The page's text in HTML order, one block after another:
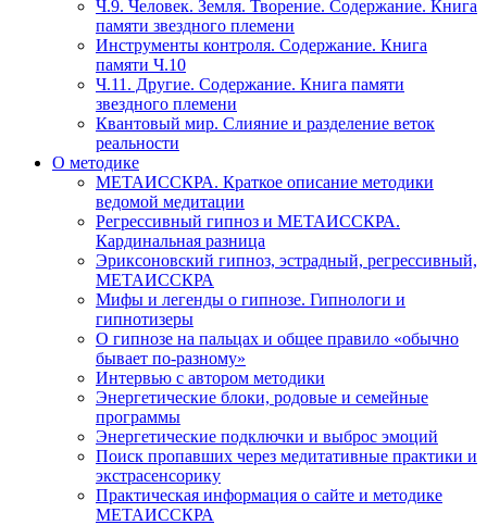
Ч.9. Человек. Земля. Творение. Содержание. Книга
памяти звездного племени
Инструменты контроля. Содержание. Книга
памяти Ч.10
Ч.11. Другие. Содержание. Книга памяти
звездного племени
Квантовый мир. Слияние и разделение веток
реальности
О методике
МЕТАИССКРА. Краткое описание методики
ведомой медитации
Регрессивный гипноз и МЕТАИССКРА.
Кардинальная разница
Эриксоновский гипноз, эстрадный, регрессивный,
МЕТАИССКРА
Мифы и легенды о гипнозе. Гипнологи и
гипнотизеры
О гипнозе на пальцах и общее правило «обычно
бывает по-разному»
Интервью с автором методики
Энергетические блоки, родовые и семейные
программы
Энергетические подключки и выброс эмоций
Поиск пропавших через медитативные практики и
экстрасенсорику
Практическая информация о сайте и методике
МЕТАИССКРА